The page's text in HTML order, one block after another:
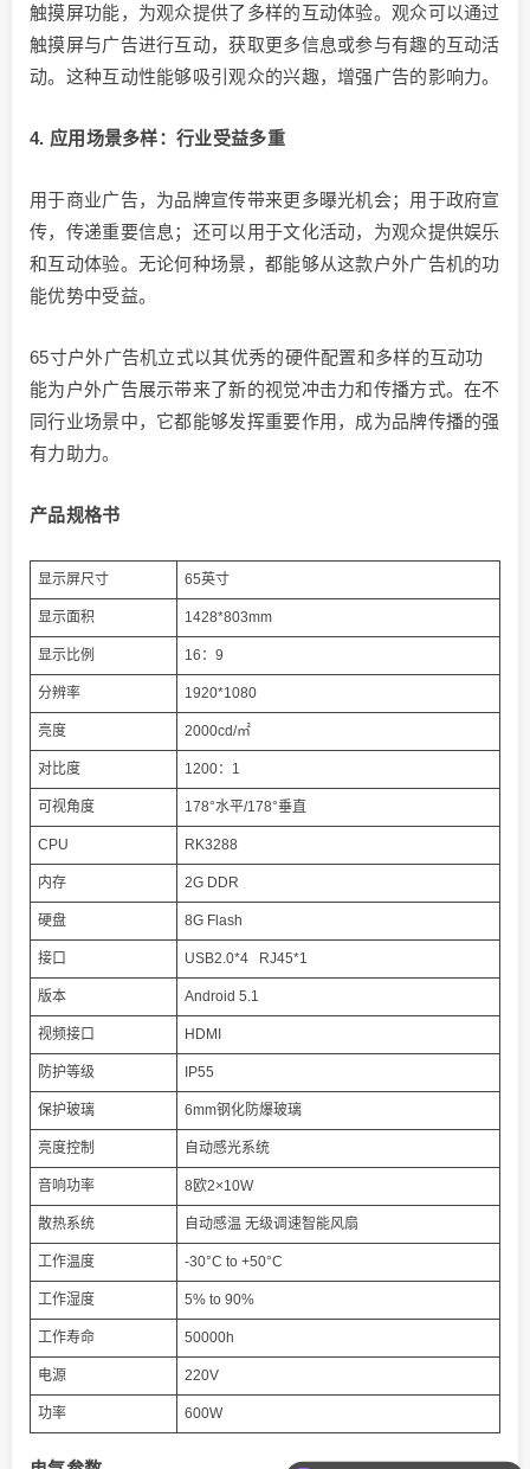
触摸屏功能，为观众提供了多样的互动体验。观众可以通过
触摸屏与广告进行互动，获取更多信息或参与有趣的互动活
动。这种互动性能够吸引观众的兴趣，增强广告的影响力。
4. 应用场景多样：行业受益多重
用于商业广告，为品牌宣传带来更多曝光机会；用于政府宣
传，传递重要信息；还可以用于文化活动，为观众提供娱乐
和互动体验。无论何种场景，都能够从这款户外广告机的功
能优势中受益。
65寸户外广告机立式以其优秀的硬件配置和多样的互动功
能为户外广告展示带来了新的视觉冲击力和传播方式。在不
同行业场景中，它都能够发挥重要作用，成为品牌传播的强
有力助力。
产品规格书
显示屏尺寸 65英寸
显示面积 1428*803mm
显示比例 16：9
分辨率 1920*1080
亮度 2000cd/㎡
对比度 1200：1
可视角度 178°水平/178°垂直
CPU RK3288
内存 2G DDR
硬盘 8G Flash
接口 USB2.0*4 RJ45*1
版本 Android 5.1
视频接口 HDMI
防护等级 IP55
保护玻璃 6mm钢化防爆玻璃
亮度控制 自动感光系统
音响功率 8欧2×10W
散热系统 自动感温 无级调速智能风扇
工作温度 -30°C to +50°C
工作湿度 5% to 90%
工作寿命 50000h
电源 220V
功率 600W